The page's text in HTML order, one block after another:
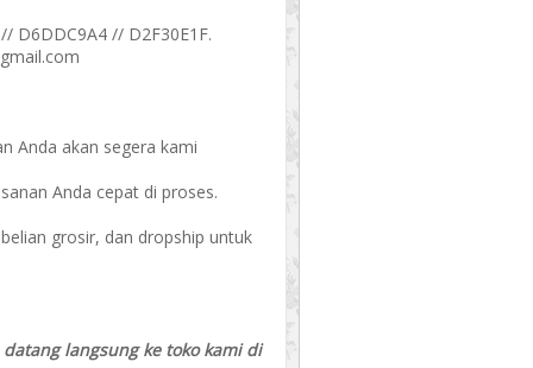
D6DDC9A4 // D2F30E1F.
Anda akan segera kami
Anda cepat di proses.
grosir, dan dropship untuk
langsung ke toko kami di